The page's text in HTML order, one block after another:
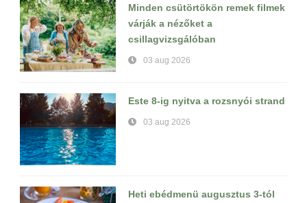
Minden csütörtökön remek filmek
várják a nézőket a
csillagvizsgálóban
03 aug 2026
Este 8-ig nyitva a rozsnyói strand
03 aug 2026
Heti ebédmenü augusztus 3-tól